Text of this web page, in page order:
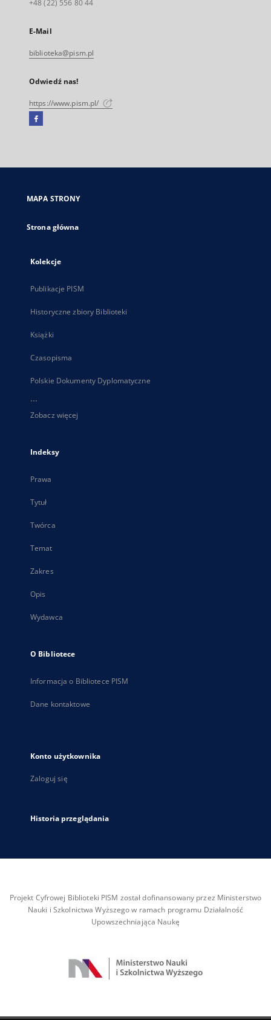
+48 (22) 556 80 44
E-Mail
biblioteka@pism.pl
Odwiedź nas!
https://www.pism.pl/
Facebook
się
karcie
MAPA STRONY
Strona główna
Kolekcje
Publikacje PISM
Historyczne zbiory Biblioteki
Książki
Czasopisma
Polskie Dokumenty Dyplomatyczne
...
Zobacz więcej
Indeksy
Prawa
Tytuł
Twórca
Temat
Zakres
Opis
Wydawca
O Bibliotece
Informacja o Bibliotece PISM
Dane kontaktowe
Konto użytkownika
Zaloguj się
Historia przeglądania
Projekt Cyfrowej Biblioteki PISM został dofinansowany przez Ministerstwo
Nauki i Szkolnictwa Wyższego w ramach programu Działalność
Upowszechniająca Naukę